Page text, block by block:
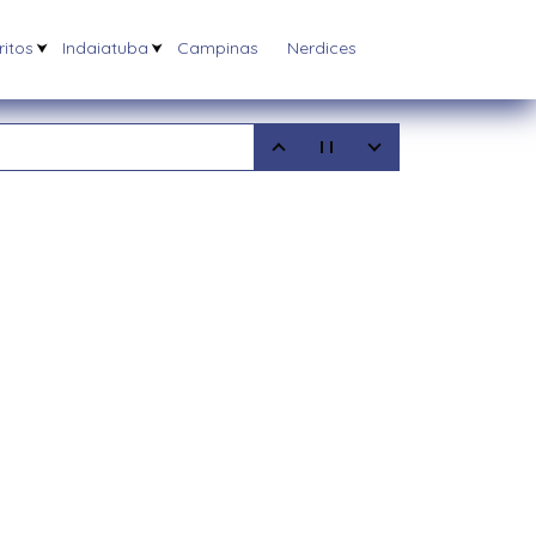
Indaiatuba Campinas Nerdices